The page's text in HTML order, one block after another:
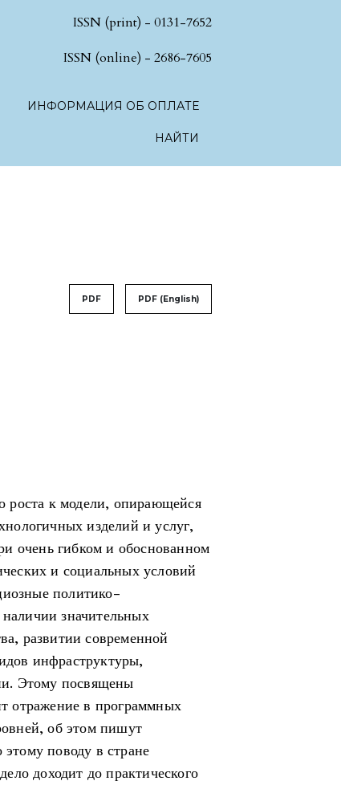
ISSN (print) - 0131-7652
ISSN (online) - 2686-7605
ИНФОРМАЦИЯ ОБ ОПЛАТЕ
НАЙТИ
PDF PDF (English)
роста к модели, опирающейся
изделий и услуг,
очень гибком и обоснованном
и социальных условий
политико-
значительных
развитии современной
инфраструктуры,
Этому посвящены
отражение в программных
об этом пишут
поводу в стране
доходит до практического